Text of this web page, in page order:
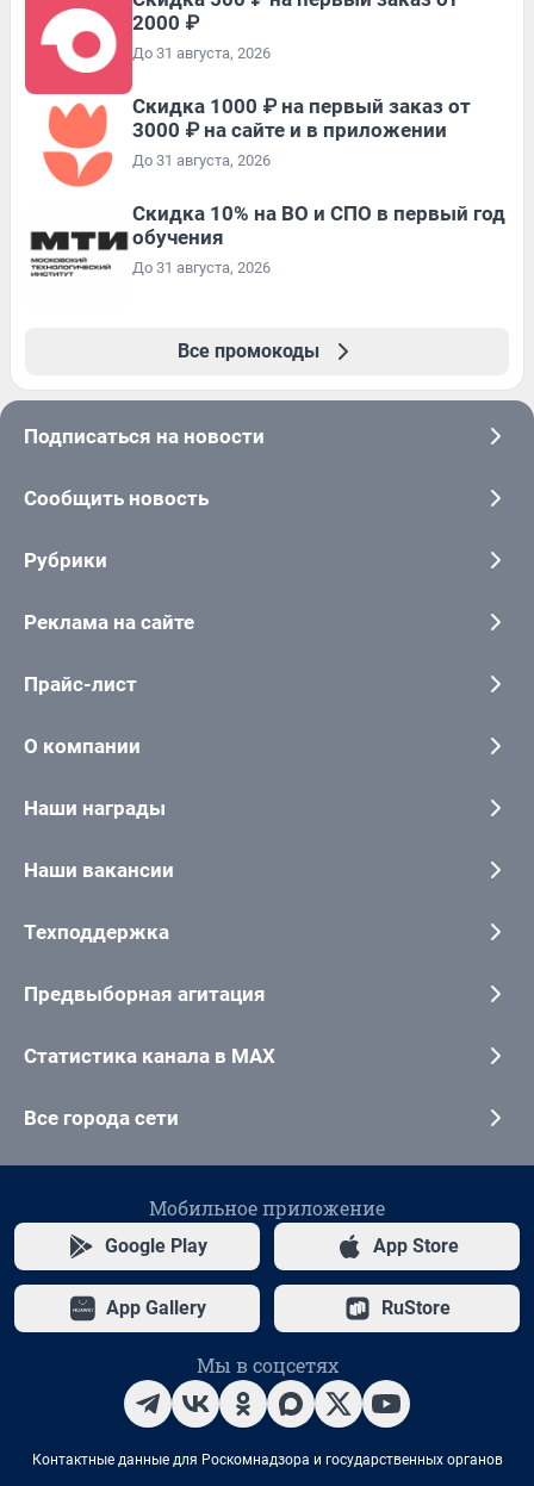
2000 ₽
До 31 августа, 2026
Скидка 1000 ₽ на первый заказ от
3000 ₽ на сайте и в приложении
До 31 августа, 2026
Скидка 10% на ВО и СПО в первый год
обучения
До 31 августа, 2026
Все промокоды
Подписаться на новости
Сообщить новость
Рубрики
Реклама на сайте
Прайс-лист
О компании
Наши награды
Наши вакансии
Техподдержка
Предвыборная агитация
Статистика канала в MAX
Все города сети
Мобильное приложение
Google Play App Store
App Gallery RuStore
Мы в соцсетях
Контактные данные для Роскомнадзора и государственных органов